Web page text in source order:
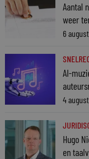
Aantal
weer
6
AI-
4
Hugo
en